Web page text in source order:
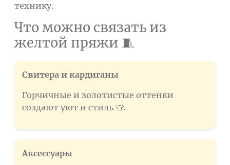
технику.
Что можно связать из
желтой пряжи 🧵
Свитера и кардиганы
Горчичные и золотистые оттенки
создают уют и стиль 👕.
Аксессуары